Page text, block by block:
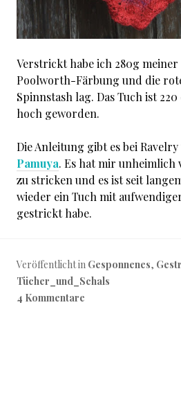
Verstrickt habe ich 280g
Poolworth-Färbung und die
Spinnstash lag. Das Tuch ist
hoch geworden.
Die Anleitung gibt es bei
Pamuya. Es hat mir unheimlich
zu stricken und es ist seit
wieder ein Tuch mit
gestrickt habe.
Veröffentlicht in Gesponnenes,
Tücher_und_Schals
4 Kommentare